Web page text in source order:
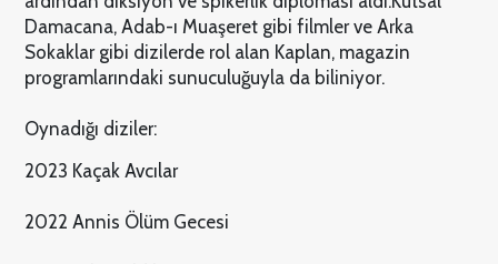
Damacana, Adab-ı Muaşeret gibi filmler ve Arka
Sokaklar gibi dizilerde rol alan Kaplan, magazin
programlarındaki sunuculuğuyla da biliniyor.
Oynadığı diziler:
2023 Kaçak Avcılar
2022 Annis Ölüm Gecesi